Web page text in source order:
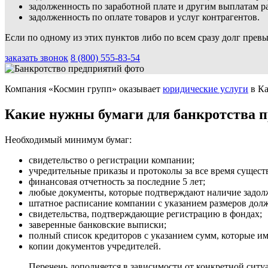
задолженность по заработной плате и другим выплатам
задолженность по оплате товаров и услуг контрагентов.
Если по одному из этих пунктов либо по всем сразу долг
заказать звонок 8 (800) 555-83-54
Компания «Космин групп» оказывает юридические услуги в
Какие нужны бумаги для банкротства
Необходимый минимум бумаг:
свидетельство о регистрации компании;
учредительные приказы и протоколы за все время
финансовая отчетность за последние 5 лет;
любые документы, которые подтверждают наличие
штатное расписание компании с указанием размеров
свидетельства, подтверждающие регистрацию в фондах;
заверенные банковские выписки;
полный список кредиторов с указанием сумм, которые
копии документов учредителей.